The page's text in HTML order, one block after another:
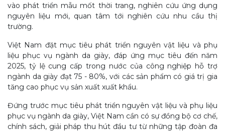
vào phát triển mẫu mốt thời trang, nghiên cứu ứng dụng
nguyên liệu mới, quan tâm tới nghiên cứu nhu cầu thị
trường.
Việt Nam đặt mục tiêu phát triển nguyên vật liệu và phụ
liệu phục vụ ngành da giày, đáp ứng mục tiêu đến năm
2025, tỷ lệ cung cấp trong nước của công nghiệp hỗ trợ
ngành da giày đạt 75 - 80%, với các sản phẩm có giá trị gia
tăng cao phục vụ sản xuất xuất khẩu.
Đứng trước mục tiêu phát triển nguyên vật liệu và phụ liệu
phục vụ ngành da giày, Việt Nam cần có sự đồng bộ cơ chế,
chính sách, giải pháp thu hút đầu tư từ những tập đoàn đa